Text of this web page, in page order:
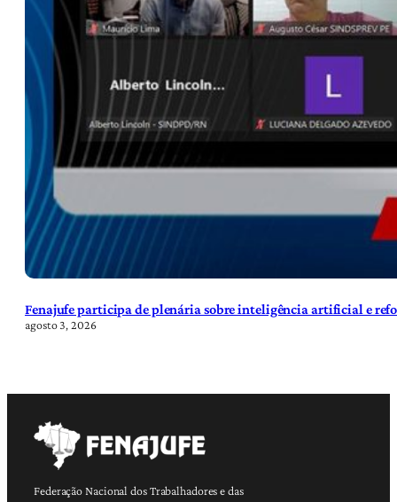
Fenajufe participa de plenária sobre inteligência artificial e
agosto 3, 2026
Federação Nacional dos Trabalhadores e das